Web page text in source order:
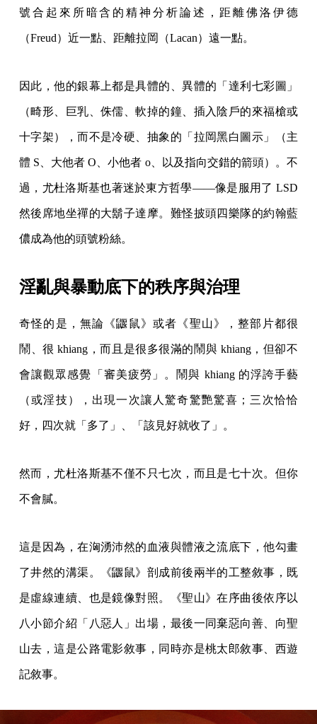
號合起來所暗含的精神分析論述，距離佛洛伊德
（Freud）近一點、距離拉岡（Lacan）遠一點。
因此，他的銀幕上都是具體的、異體的「達利七彩圖」
（畸形、巨乳、侏儒、軟掉的鐘、插入陰戶的來福槍或
十字架），而不是冷硬、抽象的「拉岡黑白圖示」（主
體 S、大他者 O、小他者 o、以及指向交錯的箭頭）。不
過，尤杜洛斯基也著迷於東方哲學——像是服用了 LSD
然後席地坐禪的大鬍子達摩。難怪披頭四樂隊的約翰藍
儂成為他的頭號粉絲。
淫亂與暴動底下的秩序與治理
奇怪的是，無論《鼴鼠》或者《聖山》，整部片都很
鬧、很 khiang，而且是很多很滿的鬧與 khiang，但卻不
會讓觀眾感覺「審美疲勞」。鬧與 khiang 的浮誇手藝
（或淫技），出現一次讓人驚奇驚艷驚喜；三次恰恰
好，四次就「多了」、「該見好就收了」。
然而，尤杜洛斯基不僅不只七次，而且是七十次。但你
不會膩。
這是因為，在洶湧沛然的血液與體液之流底下，他勾畫
了井然的溝渠。《鼴鼠》剖成前後兩半的工整敘事，既
是虛線連續、也是鏡像對照。《聖山》在序曲後依序以
八小節介紹「八惡人」出場，最後一同棄惡向善、向聖
山去，這是公路電影敘事，同時亦是桃太郎敘事、西遊
記敘事。